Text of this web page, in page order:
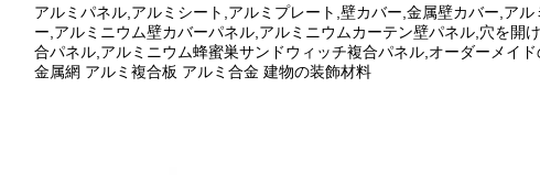
アルミパネル,アルミシート,アルミプレート,壁カバー,金属壁カバー,ア
ー,アルミニウム壁カバーパネル,アルミニウムカーテン壁パネル,穴を
合パネル,アルミニウム蜂蜜巣サンドウィッチ複合パネル,オーダーメイ
金属網 アルミ複合板 アルミ合金 建物の装飾材料